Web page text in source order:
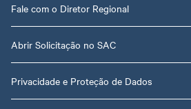
Fale com o Diretor Regional
Abrir Solicitação no SAC
Privacidade e Proteção de Dados